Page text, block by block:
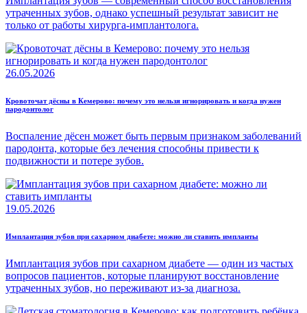
утраченных зубов, однако успешный результат зависит не
только от работы хирурга-имплантолога.
26.05.2026
Кровоточат дёсны в Кемерово: почему это нельзя игнорировать и когда нужен
пародонтолог
Воспаление дёсен может быть первым признаком заболеваний
пародонта, которые без лечения способны привести к
подвижности и потере зубов.
19.05.2026
Имплантация зубов при сахарном диабете: можно ли ставить импланты
Имплантация зубов при сахарном диабете — один из частых
вопросов пациентов, которые планируют восстановление
утраченных зубов, но переживают из-за диагноза.